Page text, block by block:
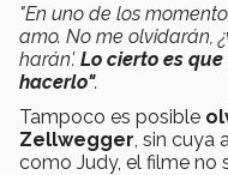
"En uno de los
amo. No me olvidarán,
harán'. Lo cierto es que
hacerlo".
Tampoco es posible
Zellwegger, sin cuya
como Judy, el filme no